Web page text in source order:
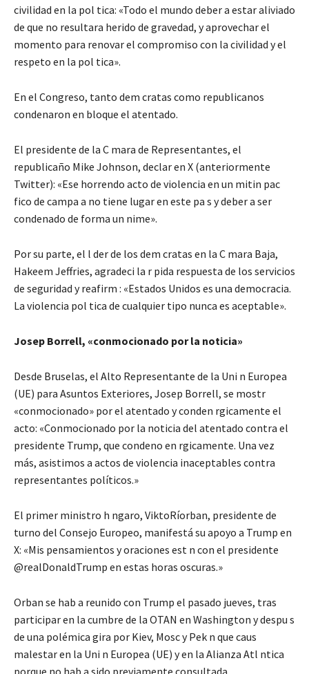
civilidad en la pol tica: «Todo el mundo deber a estar aliviado
de que no resultara herido de gravedad, y aprovechar el
momento para renovar el compromiso con la civilidad y el
respeto en la pol tica».
En el Congreso, tanto dem cratas como republicanos
condenaron en bloque el atentado.
El presidente de la C mara de Representantes, el
republicaño Mike Johnson, declar en X (anteriormente
Twitter): «Ese horrendo acto de violencia en un mitin pac
fico de campa a no tiene lugar en este pa s y deber a ser
condenado de forma un nime».
Por su parte, el l der de los dem cratas en la C mara Baja,
Hakeem Jeffries, agradeci la r pida respuesta de los servicios
de seguridad y reafirm : «Estados Unidos es una democracia.
La violencia pol tica de cualquier tipo nunca es aceptable».
Josep Borrell, «conmocionado por la noticia»
Desde Bruselas, el Alto Representante de la Uni n Europea
(UE) para Asuntos Exteriores, Josep Borrell, se mostr
«conmocionado» por el atentado y conden rgicamente el
acto: «Conmocionado por la noticia del atentado contra el
presidente Trump, que condeno en rgicamente. Una vez
más, asistimos a actos de violencia inaceptables contra
representantes políticos.»
El primer ministro h ngaro, ViktoRíorban, presidente de
turno del Consejo Europeo, manifestá su apoyo a Trump en
X: «Mis pensamientos y oraciones est n con el presidente
@realDonaldTrump en estas horas oscuras.»
Orban se hab a reunido con Trump el pasado jueves, tras
participar en la cumbre de la OTAN en Washington y despu s
de una polémica gira por Kiev, Mosc y Pek n que caus
malestar en la Uni n Europea (UE) y en la Alianza Atl ntica
porque no hab a sido previamente consultada.